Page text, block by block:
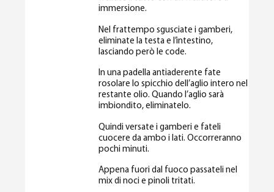
immersione.
Nel frattempo sgusciate i gamberi,
eliminate la testa e l’intestino,
lasciando però le code.
In una padella antiaderente fate
rosolare lo spicchio dell’aglio intero nel
restante olio. Quando l’aglio sarà
imbiondito, eliminatelo.
Quindi versate i gamberi e fateli
cuocere da ambo i lati. Occorreranno
pochi minuti.
Appena fuori dal fuoco passateli nel
mix di noci e pinoli tritati.